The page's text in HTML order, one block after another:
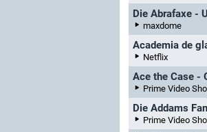
Die Abrafaxe -
maxdome
Academia de
Netflix
Ace the Case -
Prime Video
Die Addams
Prime Video